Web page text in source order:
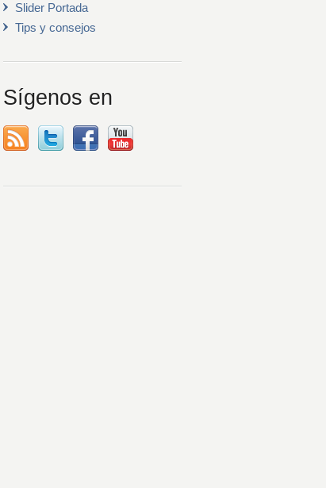
Slider Portada
Tips y consejos
Sígenos en